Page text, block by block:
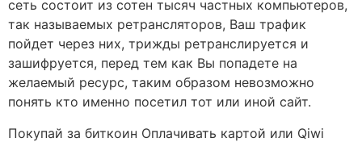
сеть состоит из сотен тысяч частных компьютеров,
так называемых ретрансляторов, Ваш трафик
пойдет через них, трижды ретранслируется и
зашифруется, перед тем как Вы попадете на
желаемый ресурс, таким образом невозможно
понять кто именно посетил тот или иной сайт.
Покупай за биткоин Оплачивать картой или Qiwi